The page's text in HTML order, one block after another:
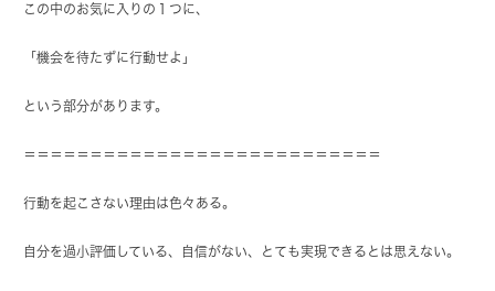
この中のお気に入りの１つに、
「機会を待たずに行動せよ」
という部分があります。
＝＝＝＝＝＝＝＝＝＝＝＝＝＝＝＝＝＝＝＝＝＝＝＝＝＝＝
行動を起こさない理由は色々ある。
自分を過小評価している、自信がない、とても実現できるとは思えない。